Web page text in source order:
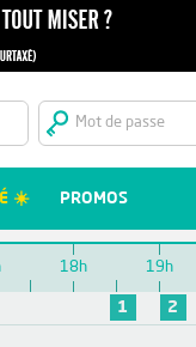
☀️ PROMOS
18h 19h
1 2